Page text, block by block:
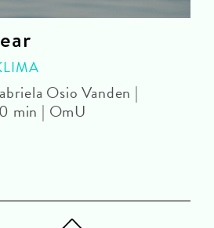
Osio Vanden |
min | OmU